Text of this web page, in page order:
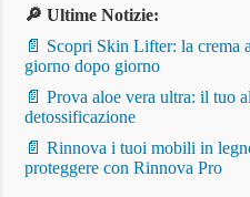
🔎 Ultime Notizie:
📄 Scopri Skin Lifter: la crema
giorno dopo giorno
📄 Prova aloe vera ultra: il tuo
detossificazione
📄 Rinnova i tuoi mobili in
proteggere con Rinnova Pro